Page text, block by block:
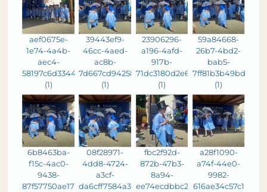
aef0675e-
1e74-4a4b-
aec4-
58197c6d3344
(1)
39443ef9-
46cc-4aed-
ac8b-
7d667cd94258
(1)
23906296-
a196-4afd-
917b-
71dc3180d2e6
(1)
59a84668-
26b7-4bd2-
bab5-
7ff81b3b49bd
(1)
6b8463ba-
f15c-4ac0-
9438-
87f57750ae17
08f28971-
4dd8-4724-
a3cf-
da6cff7584a3
fbc2f92d-
872b-47b3-
8a94-
ee74ecdbbc20
a28f1090-
a74f-44e0-
9982-
616ae34c57c1